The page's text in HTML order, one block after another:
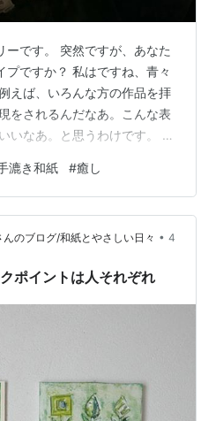
ーです。 突然ですが、あなた
プですか？ 私はですね、青々
えば、いろんな方の作品を拝
をされるんだなあ。こんな表
いなあ。と思うわけです。 そ
ことがあります。 そう思って
まって、自分の中でどんなこ
現をする方であれば、どんな
のか、何を伝えたくて表現
ょっとで良いので考えてみる
自分は…
漉き和紙 #癒し
のブログ/和紙とやさしい日々 • 4
ポイントは人それぞれ